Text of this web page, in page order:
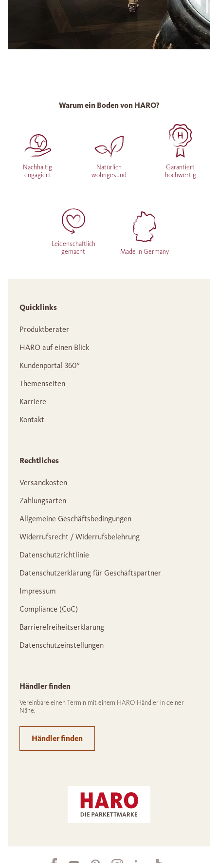
Warum ein Boden von HARO?
Nachhaltig
engagiert
Natürlich
wohngesund
Garantiert
hochwertig
Leidenschaftlich
gemacht
Made in Germany
Quicklinks
Produktberater
HARO auf einen Blick
Kundenportal 360°
Themenseiten
Karriere
Kontakt
Rechtliches
Versandkosten
Zahlungsarten
Allgemeine Geschäftsbedingungen
Widerrufsrecht / Widerrufsbelehrung
Datenschutzrichtlinie
Datenschutzerklärung für Geschäftspartner
Impressum
Compliance (CoC)
Barrierefreiheitserklärung
Datenschutzeinstellungen
Händler finden
Vereinbare einen Termin mit einem HARO Händler in deiner
Nähe.
Händler finden